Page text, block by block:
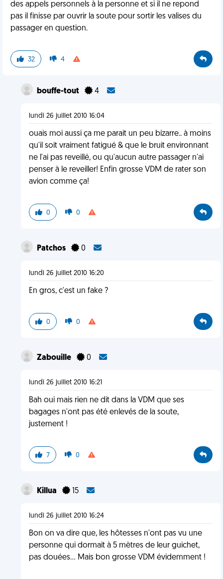
des appels personnels à la personne et si il ne repond
pas il finisse par ouvrir la soute pour sortir les valises du
passager en question.
32 4
bouffe-tout 4
lundi 26 juillet 2010 16:04
ouais moi aussi ça me parait un peu bizarre.. à moins
qu'il soit vraiment fatigué & que le bruit environnant
ne l'ai pas reveillé, ou qu'aucun autre passager n'ai
penser à le reveiller! Enfin grosse VDM de rater son
avion comme ça!
0 0
Patchos 0
lundi 26 juillet 2010 16:20
En gros, c'est un fake ?
0 0
Zabouille 0
lundi 26 juillet 2010 16:21
Bah oui mais rien ne dit dans la VDM que ses
bagages n'ont pas été enlevés de la soute,
justement !
7 0
Killua 15
lundi 26 juillet 2010 16:24
Bon on va dire que, les hôtesses n'ont pas vu une
personne qui dormait à 5 mètres de leur guichet,
pas douées... Mais bon grosse VDM évidemment !